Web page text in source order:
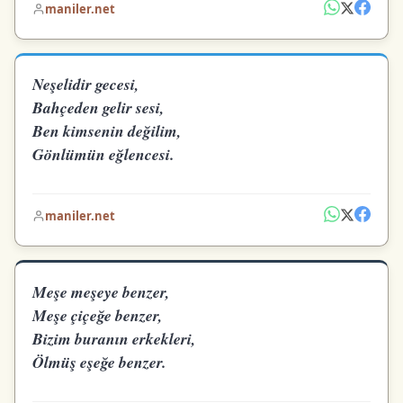
maniler.net
Neşelidir gecesi,
Bahçeden gelir sesi,
Ben kimsenin değilim,
Gönlümün eğlencesi.
maniler.net
Meşe meşeye benzer,
Meşe çiçeğe benzer,
Bizim buranın erkekleri,
Ölmüş eşeğe benzer.